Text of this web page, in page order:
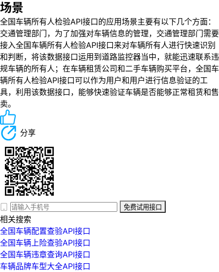
场景
全国车辆所有人检验API接口的应用场景主要有以下几个方面：
交通管理部门，为了加强对车辆信息的管理，交通管理部门需要
接入全国车辆所有人检验API接口来对车辆所有人进行快速识别
和判断，将该数据接口运用到道路监控器当中，就能迅速联系违
规车辆的所有人；在车辆租赁公司和二手车辆购买平台，全国车
辆所有人检验API接口可以作为用户和用户进行信息验证的工
具，利用该数据接口，能够快速验证车辆是否能够正常租赁和售
卖。
分享
免费试用接口
相关搜索
全国车辆配置查验API接口
全国车辆上险查验API接口
全国车辆违章查询API接口
车辆品牌车型大全API接口